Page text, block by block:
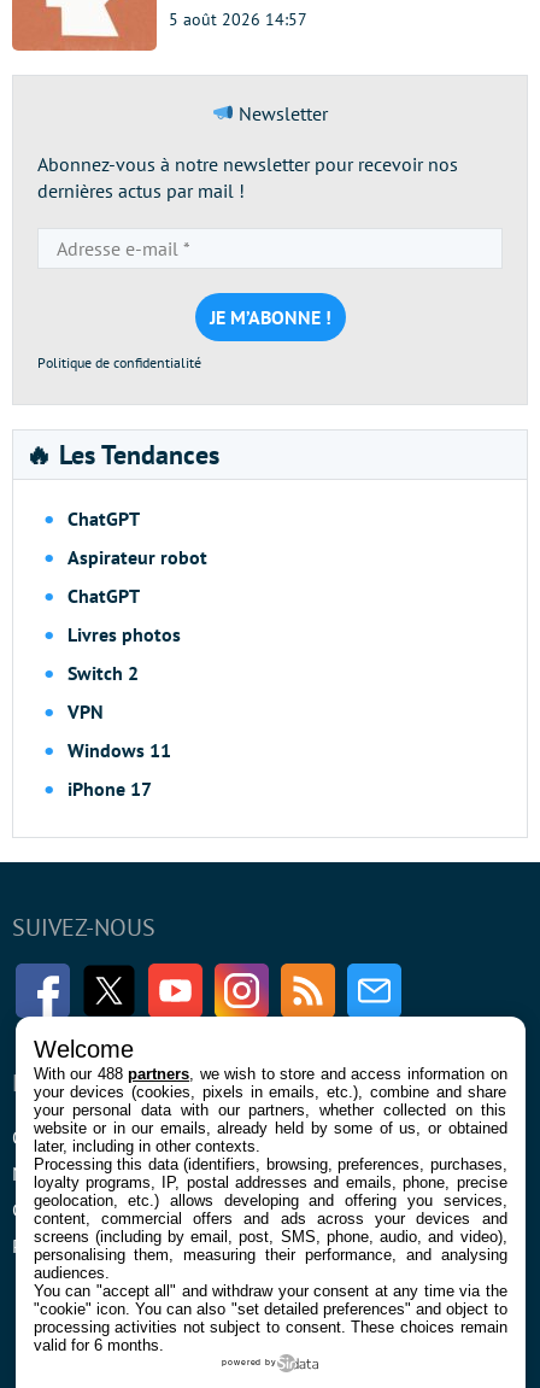
5 août 2026 14:57
Newsletter
Abonnez-vous à notre newsletter pour recevoir nos
dernières actus par mail !
e-
mail
*
Politique de confidentialité
🔥 Les Tendances
ChatGPT
Aspirateur robot
ChatGPT
Livres photos
Switch 2
VPN
Windows 11
iPhone 17
SUIVEZ-NOUS
FacebookTwitter Youtube InstagramRSS Newsletter
ENTREPRISE
Qui sommes nous
Mentions légales et CGU
Confidentialité et Cookies
Préférences cookies
À PROPOS
La rédaction
Contact
Welcome
With our 488partners , we wish to store and access information on
your devices (cookies, pixels in emails, etc.), combine and share
your personal data with our partners, whether collected on this
website or in our emails, already held by some of us, or obtained
later, including in other contexts.
Processing this data (identifiers, browsing, preferences, purchases,
loyalty programs, IP, postal addresses and emails, phone, precise
geolocation, etc.) allows developing and offering you services,
content, commercial offers and ads across your devices and
screens (including by email, post, SMS, phone, audio, and video),
personalising them, measuring their performance, and analysing
audiences.
You can "accept all" and withdraw your consent at any time via the
"cookie" icon. You can also "set detailed preferences" and object to
processing activities not subject to consent. These choices remain
valid for 6 months.
powered by